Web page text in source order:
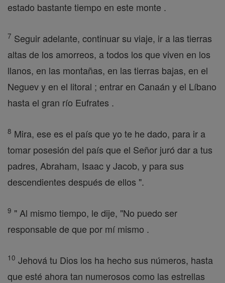
estado bastante tiempo en este monte .
7 Seguir adelante, continuar su viaje, ir a las tierras
altas de los amorreos, a todos los que viven en los
llanos, en las montañas, en las tierras bajas, en el
Neguev y en el litoral ; entrar en Canaán y el Líbano
hasta el gran río Eufrates .
8 Mira, ese es el país que yo te he dado, para ir a
tomar posesión del país que el Señor juró dar a tus
padres, Abraham, Isaac y Jacob, y para sus
descendientes después de ellos ".
9 " Al mismo tiempo, le dije, "No puedo ser
responsable de que por mí mismo .
10 Jehová tu Dios los ha hecho sus números, hasta
que esté ahora tan numerosos como las estrellas